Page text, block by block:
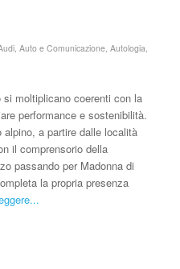
, Auto e Comunicazione, Autologia,
si moltiplicano coerenti con la
performance e sostenibilità.
a partire dalle località
il comprensorio della
passando per Madonna di
la propria presenza